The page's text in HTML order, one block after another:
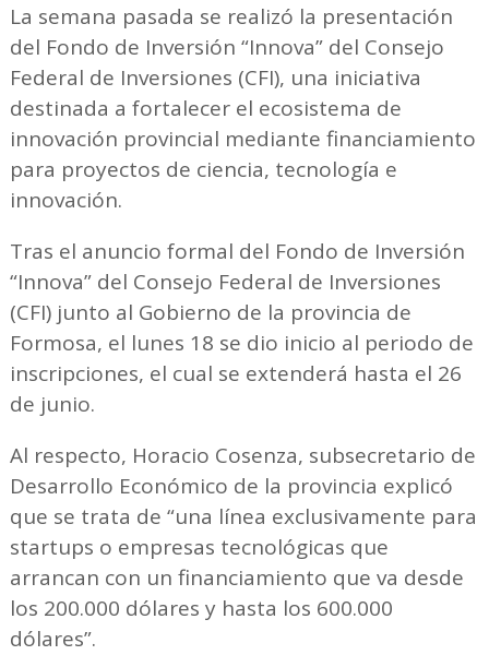
La semana pasada se realizó la presentación
del Fondo de Inversión “Innova” del Consejo
Federal de Inversiones (CFI), una iniciativa
destinada a fortalecer el ecosistema de
innovación provincial mediante financiamiento
para proyectos de ciencia, tecnología e
innovación.
Tras el anuncio formal del Fondo de Inversión
“Innova” del Consejo Federal de Inversiones
(CFI) junto al Gobierno de la provincia de
Formosa, el lunes 18 se dio inicio al periodo de
inscripciones, el cual se extenderá hasta el 26
de junio.
Al respecto, Horacio Cosenza, subsecretario de
Desarrollo Económico de la provincia explicó
que se trata de “una línea exclusivamente para
startups o empresas tecnológicas que
arrancan con un financiamiento que va desde
los 200.000 dólares y hasta los 600.000
dólares”.